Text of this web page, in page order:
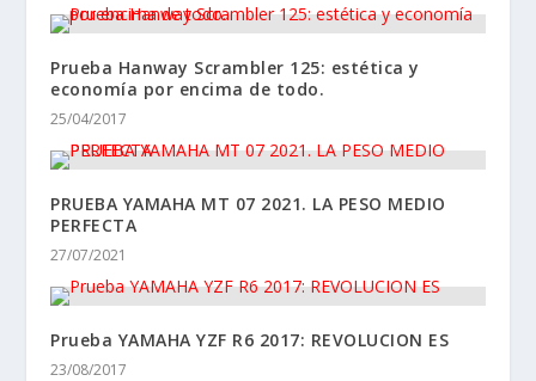
Prueba Hanway Scrambler 125: estética y
economía por encima de todo.
25/04/2017
PRUEBA YAMAHA MT 07 2021. LA PESO MEDIO
PERFECTA
27/07/2021
Prueba YAMAHA YZF R6 2017: REVOLUCION ES
23/08/2017